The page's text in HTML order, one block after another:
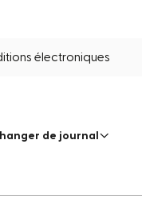
électroniques
de journal